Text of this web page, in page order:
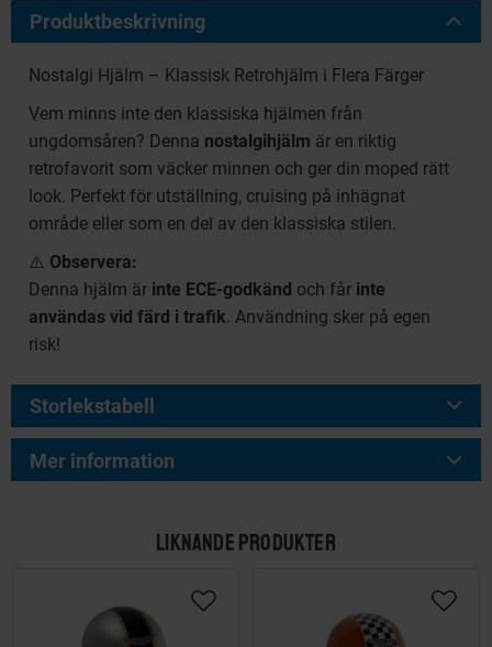
Produktbeskrivning
Nostalgi Hjälm – Klassisk Retrohjälm i Flera Färger
Vem minns inte den klassiska hjälmen från
ungdomsåren? Denna nostalgihjälm är en riktig
retrofavorit som väcker minnen och ger din moped rätt
look. Perfekt för utställning, cruising på inhägnat
område eller som en del av den klassiska stilen.
⚠️ Observera:
Denna hjälm är inte ECE-godkänd och får inte
användas vid färd i trafik . Användning sker på egen
risk!
Storlekstabell
Mer information
LIKNANDE PRODUKTER